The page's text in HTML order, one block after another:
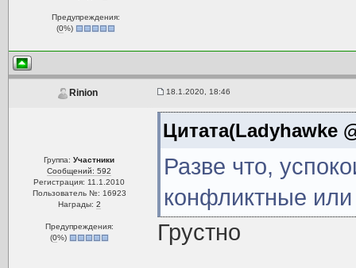
Предупреждения:
(0%)
Rinion 18.1.2020, 18:46
Группа:Участники
Сообщений: 592
Регистрация: 11.1.2010
Пользователь №: 16923
Награды: 2
Предупреждения:
(0%)
Цитата(Ladyhawke
Разве что,
конфликтные
Грустно